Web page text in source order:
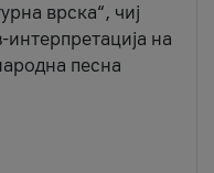
врска“, чиј
на
песна